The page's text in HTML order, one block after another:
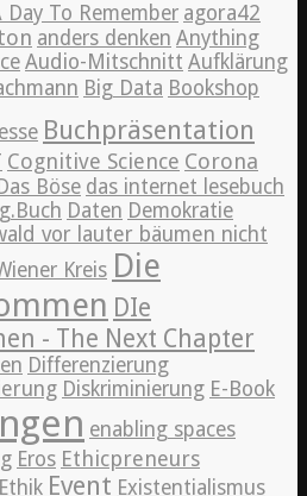
Day To Remember agora42
anders denken Anything
Audio-Mitschnitt Aufklärung
Big Data Bookshop
Buchpräsentation
Cognitive Science Corona
Das Böse das internet lesebuch
Daten Demokratie
vor lauter bäumen nicht
Kreis Die
DIe
- The Next Chapter
Differenzierung
Diskriminierung E-Book
enabling spaces
Eros Ethicpreneurs
Ethik Event Existentialismus